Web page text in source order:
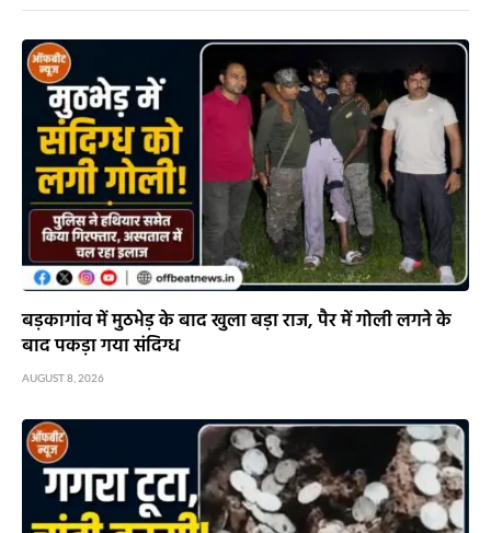
बड़कागांव में मुठभेड़ के बाद खुला बड़ा राज, पैर में गोली लगने के
बाद पकड़ा गया संदिग्ध
AUGUST 8, 2026